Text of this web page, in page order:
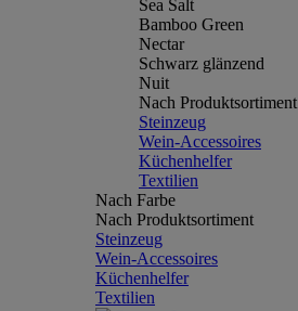
Sea Salt
Bamboo Green
Nectar
Schwarz glänzend
Nuit
Nach Produktsortiment
Steinzeug
Wein-Accessoires
Küchenhelfer
Textilien
Nach Farbe
Nach Produktsortiment
Steinzeug
Wein-Accessoires
Küchenhelfer
Textilien